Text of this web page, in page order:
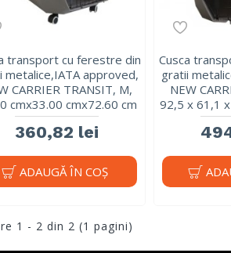
transport cu ferestre din
metalice,IATA approved,
CARRIER TRANSIT, M,
cmx33.00 cmx72.60 cm
360,82 lei
ADAUGĂ ÎN COŞ
Cusca
gratii
NEW
92,5 x 61,1
1 - 2 din 2 (1 pagini)